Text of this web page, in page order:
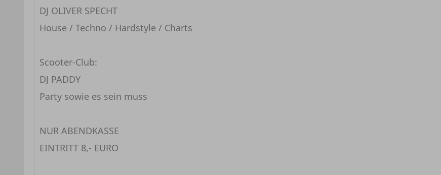
DJ OLIVER SPECHT
House / Techno / Hardstyle / Charts
Scooter-Club:
DJ PADDY
Party sowie es sein muss
NUR ABENDKASSE
EINTRITT 8,- EURO